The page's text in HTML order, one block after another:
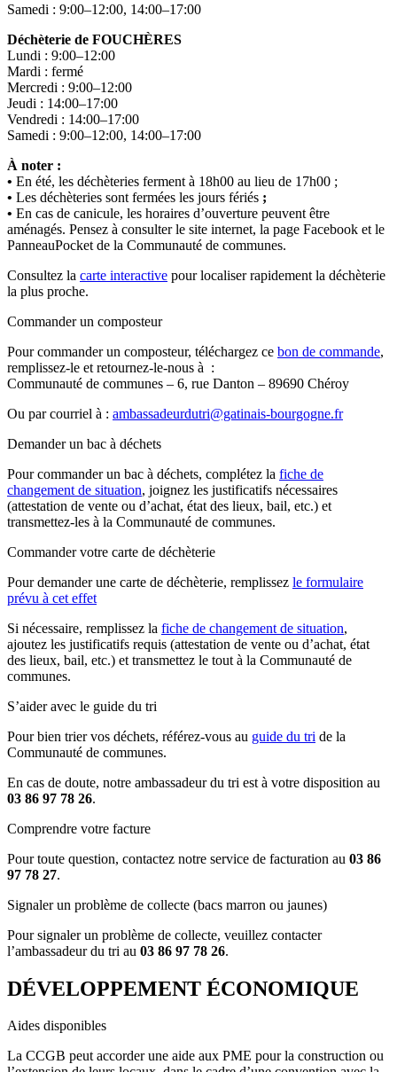
Samedi : 9:00–12:00, 14:00–17:00
Déchèterie de FOUCHÈRES
Lundi : 9:00–12:00
Mardi : fermé
Mercredi : 9:00–12:00
Jeudi : 14:00–17:00
Vendredi : 14:00–17:00
Samedi : 9:00–12:00, 14:00–17:00
À noter :
• En été, les déchèteries ferment à 18h00 au lieu de 17h00 ;
• Les déchèteries sont fermées les jours fériés ;
• En cas de canicule, les horaires d’ouverture peuvent être
aménagés. Pensez à consulter le site internet, la page Facebook et le
PanneauPocket de la Communauté de communes.
Consultez la carte interactive pour localiser rapidement la déchèterie
la plus proche.
Commander un composteur
Pour commander un composteur, téléchargez ce bon de commande,
remplissez-le et retournez-le-nous à :
Communauté de communes – 6, rue Danton – 89690 Chéroy
Ou par courriel à : ambassadeurdutri@gatinais-bourgogne.fr
Demander un bac à déchets
Pour commander un bac à déchets, complétez la fiche de
changement de situation, joignez les justificatifs nécessaires
(attestation de vente ou d’achat, état des lieux, bail, etc.) et
transmettez-les à la Communauté de communes.
Commander votre carte de déchèterie
Pour demander une carte de déchèterie, remplissez le formulaire
prévu à cet effet
Si nécessaire, remplissez la fiche de changement de situation,
ajoutez les justificatifs requis (attestation de vente ou d’achat, état
des lieux, bail, etc.) et transmettez le tout à la Communauté de
communes.
S’aider avec le guide du tri
Pour bien trier vos déchets, référez-vous au guide du tri de la
Communauté de communes.
En cas de doute, notre ambassadeur du tri est à votre disposition au
03 86 97 78 26.
Comprendre votre facture
Pour toute question, contactez notre service de facturation au 03 86
97 78 27.
Signaler un problème de collecte (bacs marron ou jaunes)
Pour signaler un problème de collecte, veuillez contacter
l’ambassadeur du tri au 03 86 97 78 26.
DÉVELOPPEMENT ÉCONOMIQUE
Aides disponibles
La CCGB peut accorder une aide aux PME pour la construction ou